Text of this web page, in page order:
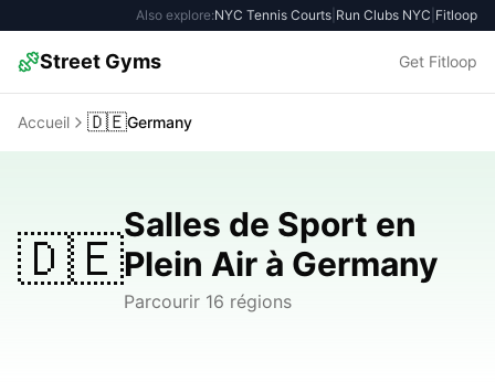
Also explore:NYC Tennis Courts Run Clubs NYC Fitloop
Street Gyms Get Fitloop
Accueil 🇩🇪Germany
🇩🇪
Salles de Sport en
Plein Air à Germany
Parcourir 16 régions